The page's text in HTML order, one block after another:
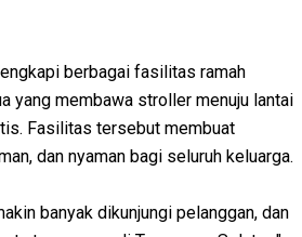
berbagai fasilitas ramah
yang membawa stroller menuju lantai
Fasilitas tersebut membuat
dan nyaman bagi seluruh keluarga.
banyak dikunjungi pelanggan, dan